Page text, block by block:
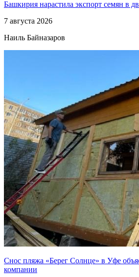
Башкирия нарастила экспорт семян в
7 августа 2026
Наиль Байназаров
Снос пляжа «Берег Солнце» в Уфе
компании